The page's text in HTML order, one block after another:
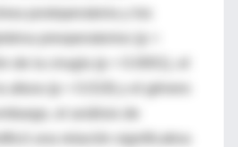
postoperatoria y los
preoperatorios (p =
de la cirugía (p = 0.0001), el
el análisis de
una relación significativa